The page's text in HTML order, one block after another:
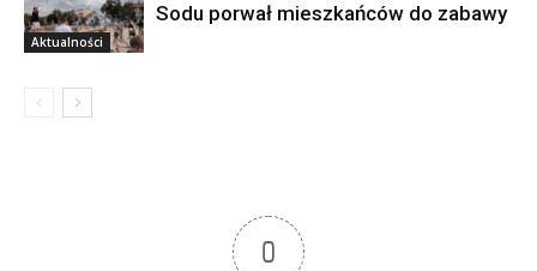
Aktualności
Sodu porwał mieszkańców do zabawy
0